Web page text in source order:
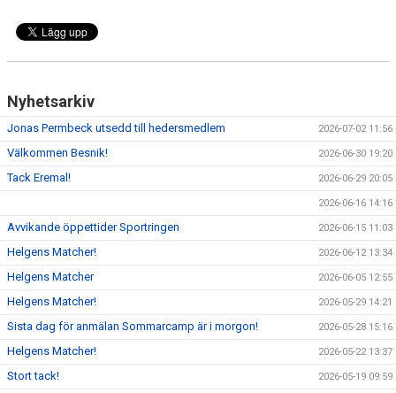
Nyhetsarkiv
Jonas Permbeck utsedd till hedersmedlem 2026-07-02 11:56
Välkommen Besnik! 2026-06-30 19:20
Tack Eremal! 2026-06-29 20:05
2026-06-16 14:16
Avvikande öppettider Sportringen 2026-06-15 11:03
Helgens Matcher! 2026-06-12 13:34
Helgens Matcher 2026-06-05 12:55
Helgens Matcher! 2026-05-29 14:21
Sista dag för anmälan Sommarcamp är i morgon! 2026-05-28 15:16
Helgens Matcher! 2026-05-22 13:37
Stort tack! 2026-05-19 09:59